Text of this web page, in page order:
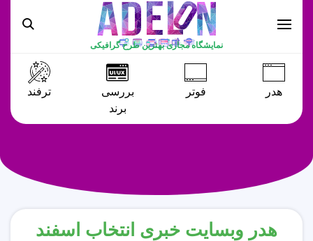
نمایشگاه مجازی بهترین طرح گرافیکی
هدر فوتر
بررسی
برند
ترفند
هدر وبسایت خبری انتخاب اسفند